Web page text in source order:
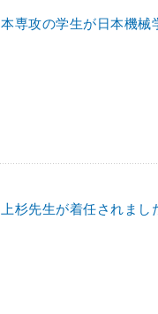
本専攻の学生が日本機械
上杉先生が着任されまし